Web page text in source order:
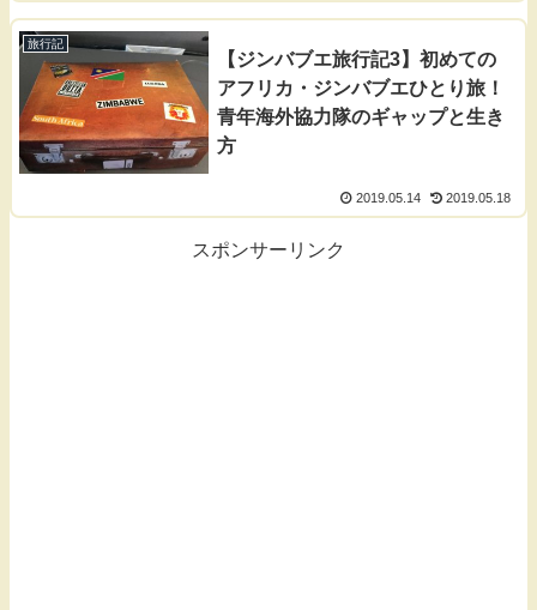
旅行記
【ジンバブエ旅行記3】初めての
アフリカ・ジンバブエひとり旅！
青年海外協力隊のギャップと生き
方
2019.05.14 2019.05.18
スポンサーリンク